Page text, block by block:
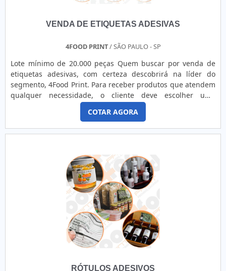
VENDA DE ETIQUETAS ADESIVAS
4FOOD PRINT/ SÃO PAULO - SP
Lote mínimo de 20.000 peças Quem buscar por venda de
etiquetas adesivas, com certeza descobrirá na líder do
segmento, 4Food Print. Para receber produtos que atendem
qualquer necessidade, o cliente deve escolher uma
organização que se destaque por um bom suporte pré-
venda e tenha ampla experiência no ramo.Quando a
temática é venda de etiquetas adesivas, com a melhor mão
de obra da 4Food Print o cliente obterá assertividade e
COTAR AGORA
RÓTULOS ADESIVOS